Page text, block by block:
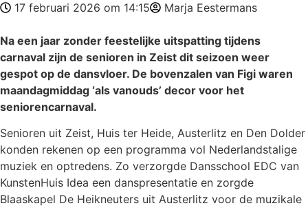
17 februari 2026 om 14:15 Marja Eestermans
Na een jaar zonder feestelijke uitspatting tijdens
carnaval zijn de senioren in Zeist dit seizoen weer
gespot op de dansvloer. De bovenzalen van Figi waren
maandagmiddag ‘als vanouds’ decor voor het
seniorencarnaval.
Senioren uit Zeist, Huis ter Heide, Austerlitz en Den Dolder
konden rekenen op een programma vol Nederlandstalige
muziek en optredens. Zo verzorgde Dansschool EDC van
KunstenHuis Idea een danspresentatie en zorgde
Blaaskapel De Heikneuters uit Austerlitz voor de muzikale